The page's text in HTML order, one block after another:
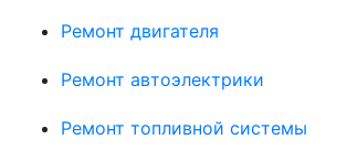
Ремонт двигателя
Ремонт автоэлектрики
Ремонт топливной системы